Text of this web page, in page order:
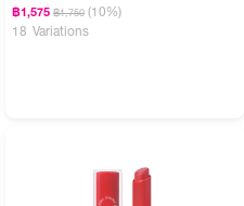
฿1,575 ฿1,750 (10%)
18 Variations